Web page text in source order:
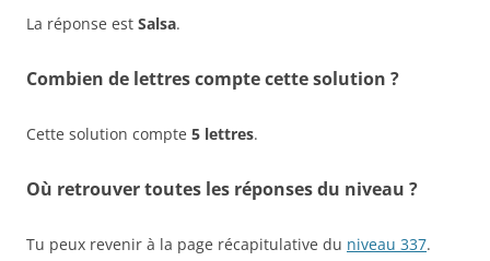
La réponse est Salsa.
Combien de lettres compte cette solution ?
Cette solution compte 5 lettres.
Où retrouver toutes les réponses du niveau ?
Tu peux revenir à la page récapitulative du niveau 337.